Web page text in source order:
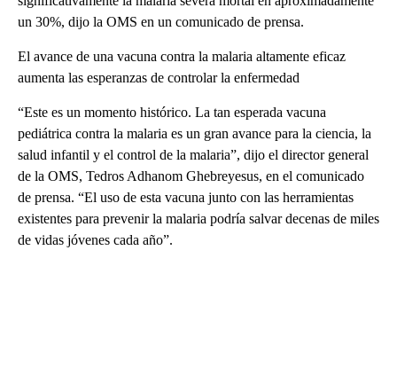
un 30%, dijo la OMS en un comunicado de prensa.
El avance de una vacuna contra la malaria altamente eficaz
aumenta las esperanzas de controlar la enfermedad
“Este es un momento histórico. La tan esperada vacuna
pediátrica contra la malaria es un gran avance para la ciencia, la
salud infantil y el control de la malaria”, dijo el director general
de la OMS, Tedros Adhanom Ghebreyesus, en el comunicado
de prensa. “El uso de esta vacuna junto con las herramientas
existentes para prevenir la malaria podría salvar decenas de miles
de vidas jóvenes cada año”.